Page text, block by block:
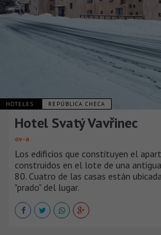
HOTELES REPÚBLICA CHECA
Hotel Svatý Vavřinec
ov-a
Los edificios que constituyen el
construidos en el lote de una
80. Cuatro de las casas están
"prado" del lugar.